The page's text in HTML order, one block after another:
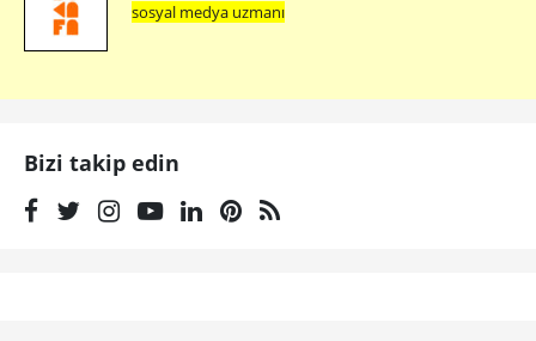
sosyal medya uzmanı
Bizi takip edin